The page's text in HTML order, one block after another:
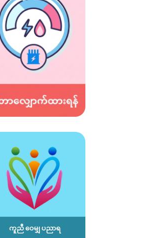
ကူညီ ဝေမျှ ပညာရ